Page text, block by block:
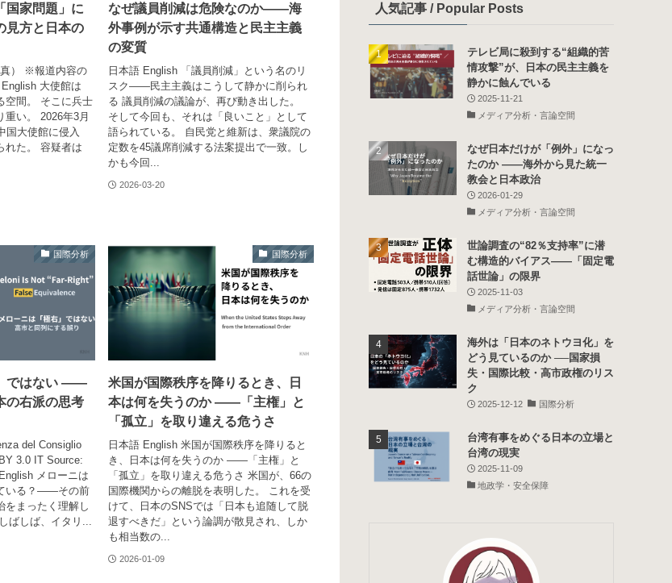
国家問題」に
方と日本の
） ※報道内容の
大使館は
空間。 そこに兵士
重い。 2026年3月
国大使館に侵入
れた。 容疑者は
なぜ議員削減は危険なのか——海
外事例が示す共通構造と民主主義
の変質
日本語 English 「議員削減」という名のリ
スク――民主主義はこうして静かに削られ
る 議員削減の議論が、再び動き出した。
そして今回も、それは「良いこと」として
語られている。 自民党と維新は、衆議院の
定数を45議席削減する法案提出で一致。し
かも今回...
2026-03-20
国際分析
ではない ――
の右派の思考
del Consiglio
3.0 IT Source:
メローニは
いる？――その前
をまったく理解し
ばしば、イタリ...
国際分析
米国が国際秩序を降りるとき、日
本は何を失うのか ――「主権」と
「孤立」を取り違える危うさ
日本語 English 米国が国際秩序を降りると
き、日本は何を失うのか ――「主権」と
「孤立」を取り違える危うさ 米国が、66の
国際機関からの離脱を表明した。 これを受
けて、日本のSNSでは「日本も追随して脱
退すべきだ」という論調が散見され、しか
も相当数の...
2026-01-09
人気記事 / Popular Posts
テレビ局に殺到する“組織的苦
情攻撃”が、日本の民主主義を
静かに蝕んでいる
2025-11-21
メディア分析・言論空間
なぜ日本だけが「例外」になっ
たのか ――海外から見た統一
教会と日本政治
2026-01-29
メディア分析・言論空間
世論調査の“82％支持率”に潜
む構造的バイアス――「固定電
話世論」の限界
2025-11-03
メディア分析・言論空間
海外は「日本のネトウヨ化」を
どう見ているのか ──国家損
失・国際比較・高市政権のリス
ク
2025-12-12 国際分析
台湾有事をめぐる日本の立場と
台湾の現実
2025-11-09
地政学・安全保障